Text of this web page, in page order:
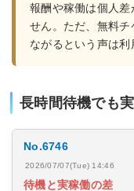
報酬や稼働は個人差
せん。ただ、無料
ながるという声は利
長時間待機でも
No.6746
2026/07/07(Tue) 14:46
待機と実稼働の差